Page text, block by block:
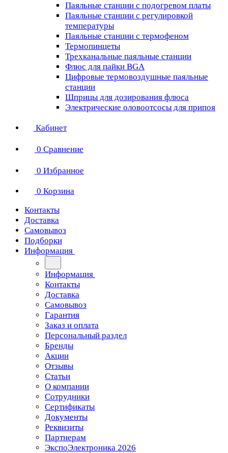
Паяльные станции с подогревом платы
Паяльные станции с регулировкой
температуры
Паяльные станции с термофеном
Термопинцеты
Трехканальные паяльные станции
Флюс для пайки BGA
Цифровые термовоздушные паяльные
станции
Шприцы для дозирования флюса
Электрические оловоотсосы для припоя
Кабинет
0 Сравнение
0 Избранное
0 Корзина
Контакты
Доставка
Самовывоз
Подборки
Информация
Информация
Контакты
Доставка
Самовывоз
Гарантия
Заказ и оплата
Персональный раздел
Бренды
Акции
Отзывы
Статьи
О компании
Сотрудники
Сертификаты
Документы
Реквизиты
Партнерам
ЭкспоЭлектроника 2026